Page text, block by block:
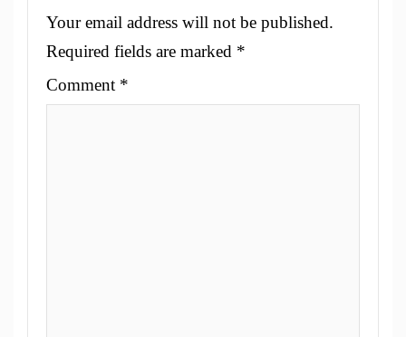
Your email address will not be published.
Required fields are marked *
Comment *